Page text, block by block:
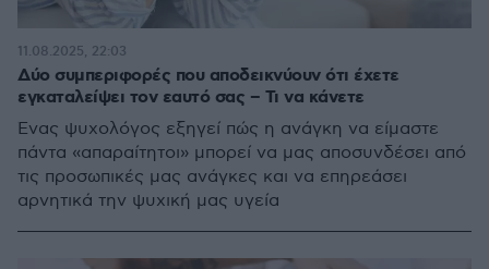
Δύο συμπεριφορές που αποδεικνύουν ότι έχετε
εγκαταλείψει τον εαυτό σας – Τι να κάνετε
Ένας ψυχολόγος εξηγεί πώς η ανάγκη να είμαστε
πάντα «απαραίτητοι» μπορεί να μας αποσυνδέσει από
τις προσωπικές μας ανάγκες και να επηρεάσει
αρνητικά την ψυχική μας υγεία
11.08.2025, 22:03